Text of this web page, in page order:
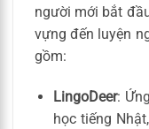
người mới bắt
vựng đến luyện
gồm:
LingoDeer:
học tiếng